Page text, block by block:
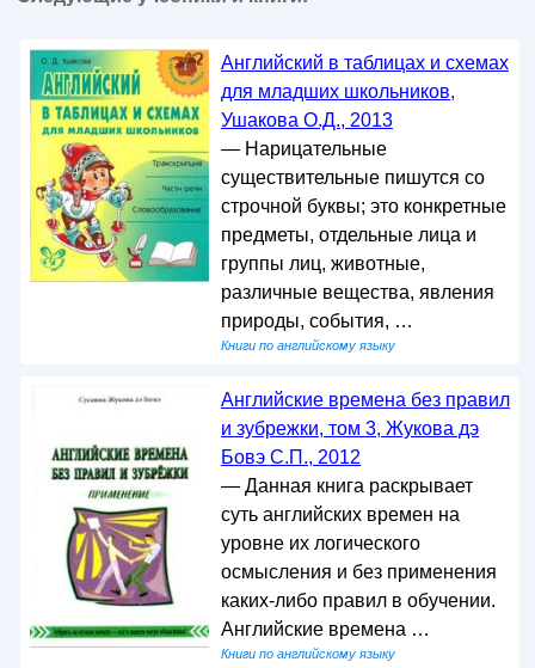
Английский в таблицах и схемах
для младших школьников,
Ушакова О.Д., 2013
— Нарицательные
существительные пишутся со
строчной буквы; это конкретные
предметы, отдельные лица и
группы лиц, животные,
различные вещества, явления
природы, события, …
Книги по английскому языку
Английские времена без правил
и зубрежки, том 3, Жукова дэ
Бовэ С.П., 2012
— Данная книга раскрывает
суть английских времен на
уровне их логического
осмысления и без применения
каких-либо правил в обучении.
Английские времена …
Книги по английскому языку